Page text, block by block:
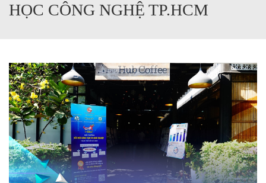
HỌC CÔNG NGHỆ TP.HCM